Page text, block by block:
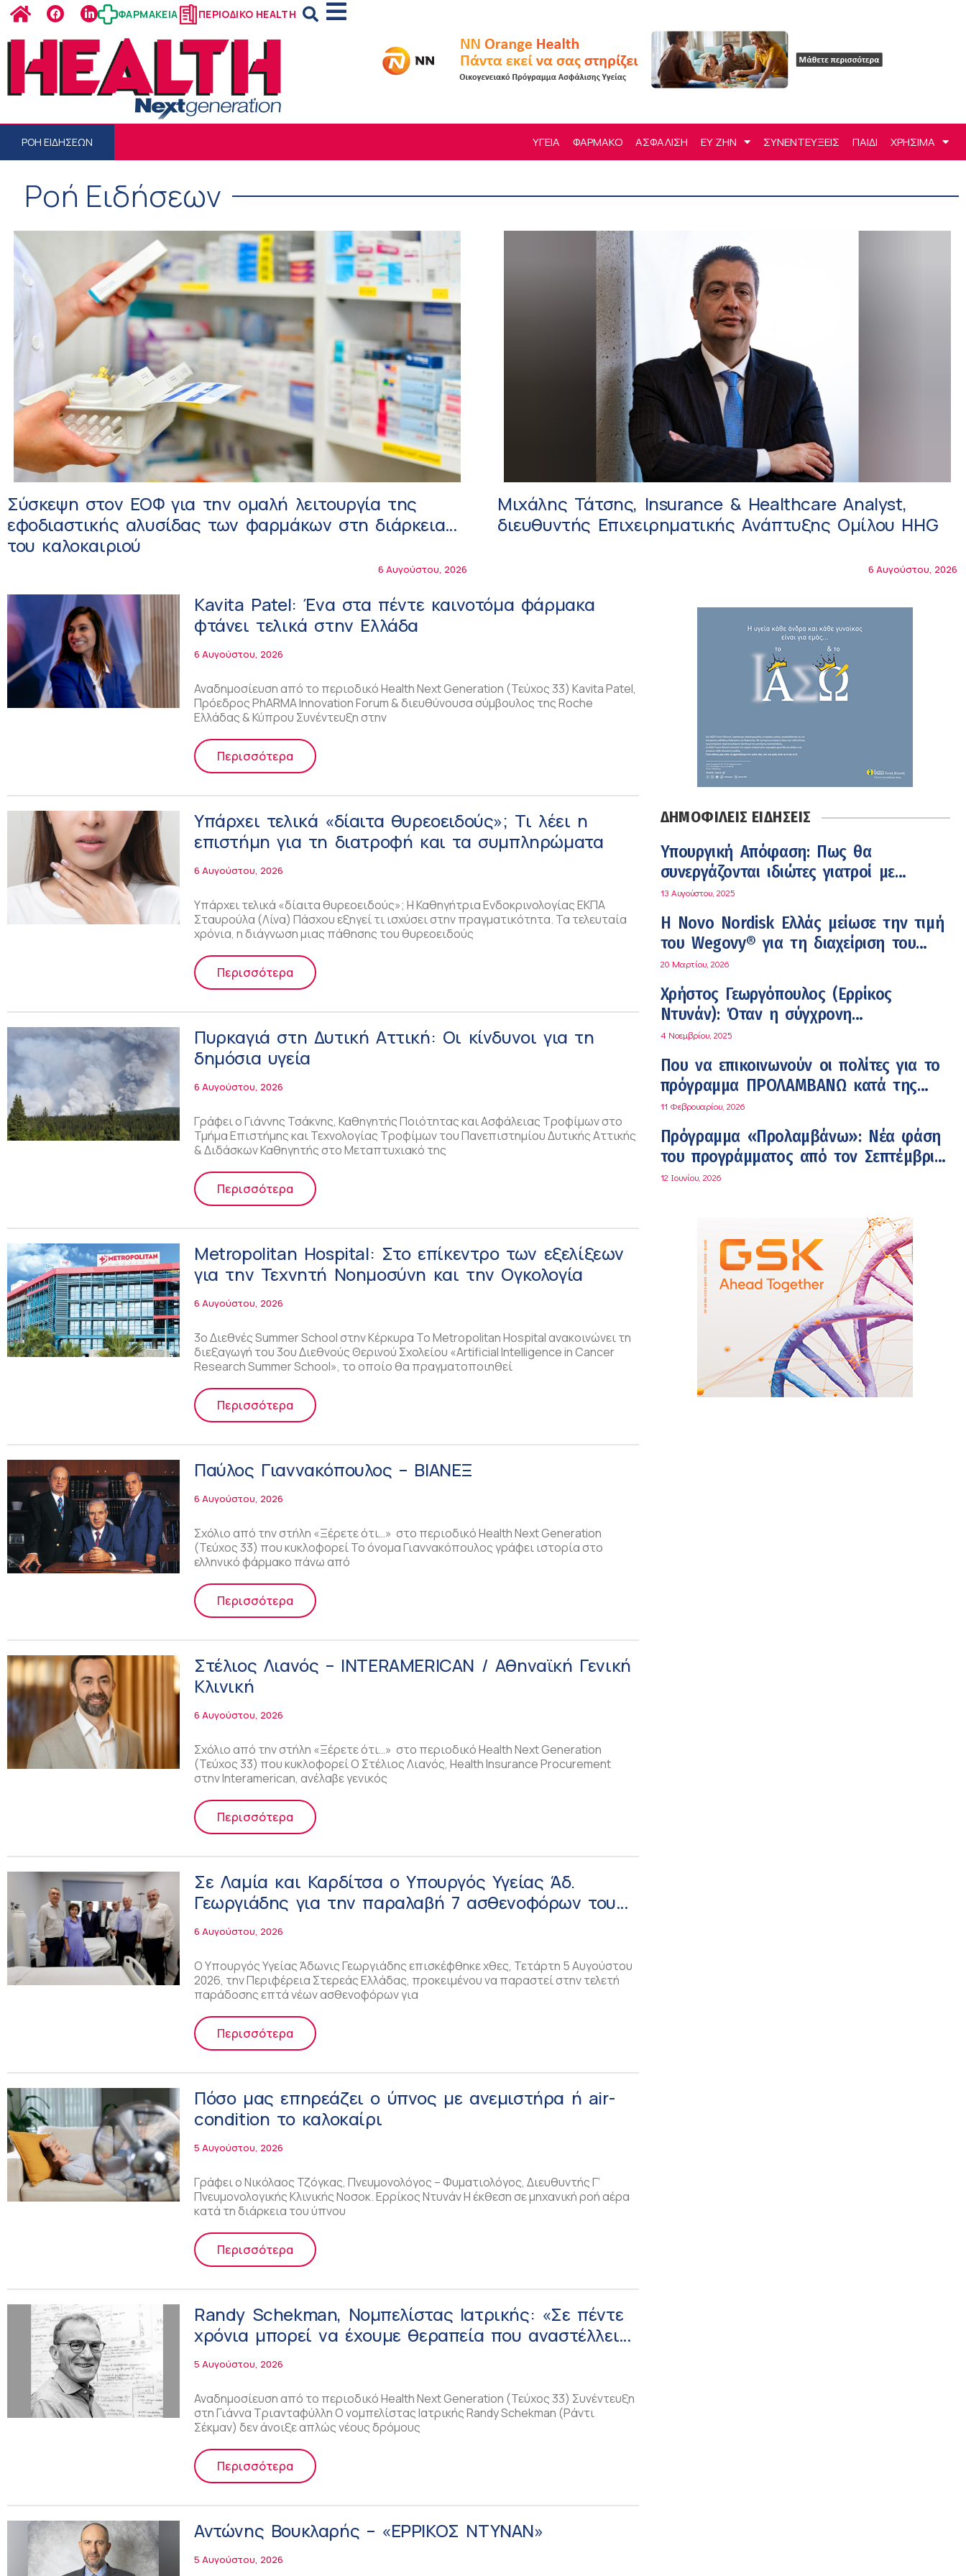
ΦΑΡΜΑΚΕΙΑ ΠΕΡΙΟΔΙΚΟ HEALTH
ΡΟΗ ΕΙΔΗΣΕΩΝ ΥΓΕΙΑ ΦΑΡΜΑΚΟ ΑΣΦΑΛΙΣΗ ΕΥ ΖΗΝ ΣΥΝΕΝΤΕΥΞΕΙΣ ΠΑΙΔΙ ΧΡΗΣΙΜΑ
Ροή Ειδήσεων
Σύσκεψη στον ΕΟΦ για την ομαλή λειτουργία της
εφοδιαστικής αλυσίδας των φαρμάκων στη διάρκεια
του καλοκαιριού
6 Αυγούστου, 2026
Μιχάλης Τάτσης, Insurance & Healthcare Analyst,
διευθυντής Επιχειρηματικής Ανάπτυξης Ομίλου HHG
6 Αυγούστου, 2026
Kavita Patel: Ένα στα πέντε καινοτόμα φάρμακα
φτάνει τελικά στην Ελλάδα
6 Αυγούστου, 2026
Αναδημοσίευση από το περιοδικό Health Next Generation (Τεύχος 33) Kavita Patel,
Πρόεδρος PhARMA Innovation Forum & διευθύνουσα σύμβουλος της Roche
Ελλάδας & Κύπρου Συνέντευξη στην
Περισσότερα
Υπάρχει τελικά «δίαιτα θυρεοειδούς»; Τι λέει η
επιστήμη για τη διατροφή και τα συμπληρώματα
6 Αυγούστου, 2026
Υπάρχει τελικά «δίαιτα θυρεοειδούς»; Η Καθηγήτρια Ενδοκρινολογίας ΕΚΠΑ
Σταυρούλα (Λίνα) Πάσχου εξηγεί τι ισχύσει στην πραγματικότητα. Τα τελευταία
χρόνια, η διάγνωση μιας πάθησης του θυρεοειδούς
Περισσότερα
Πυρκαγιά στη Δυτική Αττική: Οι κίνδυνοι για τη
δημόσια υγεία
6 Αυγούστου, 2026
Γράφει ο Γιάννης Τσάκνης, Καθηγητής Ποιότητας και Ασφάλειας Τροφίμων στο
Τμήμα Επιστήμης και Τεχνολογίας Τροφίμων του Πανεπιστημίου Δυτικής Αττικής
& Διδάσκων Καθηγητής στο Μεταπτυχιακό της
Περισσότερα
Metropolitan Hospital: Στο επίκεντρο των εξελίξεων
για την Τεχνητή Νοημοσύνη και την Ογκολογία
6 Αυγούστου, 2026
3ο Διεθνές Summer School στην Κέρκυρα Το Metropolitan Hospital ανακοινώνει τη
διεξαγωγή του 3ου Διεθνούς Θερινού Σχολείου «Artificial Intelligence in Cancer
Research Summer School», το οποίο θα πραγματοποιηθεί
Περισσότερα
Παύλος Γιαννακόπουλος – ΒΙΑΝΕΞ
6 Αυγούστου, 2026
Σχόλιο από την στήλη «Ξέρετε ότι…» στο περιοδικό Health Next Generation
(Τεύχος 33) που κυκλοφορεί Το όνομα Γιαννακόπουλος γράφει ιστορία στο
ελληνικό φάρμακο πάνω από
Περισσότερα
Στέλιος Λιανός – INTERAMERICAN / Αθηναϊκή Γενική
Κλινική
6 Αυγούστου, 2026
Σχόλιο από την στήλη «Ξέρετε ότι…» στο περιοδικό Health Next Generation
(Τεύχος 33) που κυκλοφορεί Ο Στέλιος Λιανός, Health Insurance Procurement
στην Interamerican, ανέλαβε γενικός
Περισσότερα
Σε Λαμία και Καρδίτσα ο Υπουργός Υγείας Άδ.
Γεωργιάδης για την παραλαβή 7 ασθενοφόρων του
ΕΚΑΒ και τα εγκαίνια του ΚΥ Σοφάδων
6 Αυγούστου, 2026
Ο Υπουργός Υγείας Άδωνις Γεωργιάδης επισκέφθηκε χθες, Τετάρτη 5 Αυγούστου
2026, την Περιφέρεια Στερεάς Ελλάδας, προκειμένου να παραστεί στην τελετή
παράδοσης επτά νέων ασθενοφόρων για
Περισσότερα
Πόσο μας επηρεάζει ο ύπνος με ανεμιστήρα ή air-
condition το καλοκαίρι
5 Αυγούστου, 2026
Γράφει ο Νικόλαος Τζόγκας, Πνευμονολόγος – Φυματιολόγος, Διευθυντής Γ’
Πνευμονολογικής Κλινικής Νοσοκ. Ερρίκος Ντυνάν Η έκθεση σε μηχανική ροή αέρα
κατά τη διάρκεια του ύπνου
Περισσότερα
Randy Schekman, Νομπελίστας Ιατρικής: «Σε πέντε
χρόνια μπορεί να έχουμε θεραπεία που αναστέλλει
την εξέλιξη του Πάρκινσον»
5 Αυγούστου, 2026
Αναδημοσίευση από το περιοδικό Health Next Generation (Τεύχος 33) Συνέντευξη
στη Γιάννα Τριανταφύλλη Ο νομπελίστας Ιατρικής Randy Schekman (Ράντι
Σέκμαν) δεν άνοιξε απλώς νέους δρόμους
Περισσότερα
Αντώνης Βουκλαρής – «ΕΡΡΙΚΟΣ ΝΤΥΝΑΝ»
5 Αυγούστου, 2026
ΔΗΜΟΦΙΛΕΙΣ ΕΙΔΗΣΕΙΣ
Υπουργική Απόφαση: Πως θα
συνεργάζονται ιδιώτες γιατροί με
νοσοκομεία του δημοσίου συστήματος
υγείας
13 Αυγούστου, 2025
Η Novo Nordisk Ελλάς μείωσε την τιμή
του Wegovy® για τη διαχείριση του
βάρους
20 Μαρτίου, 2026
Χρήστος Γεωργόπουλος (Ερρίκος
Ντυνάν): Όταν η σύγχρονη
Νευροχειρουργική νικά το φόβο!
4 Νοεμβρίου, 2025
Που να επικοινωνούν οι πολίτες για το
πρόγραμμα ΠΡΟΛΑΜΒΑΝΩ κατά της
παχυσαρκίας
11 Φεβρουαρίου, 2026
Πρόγραμμα «Προλαμβάνω»: Νέα φάση
του προγράμματος από τον Σεπτέμβριο
2026 – Δωρεάν προληπτικές εξετάσεις
12 Ιουνίου, 2026